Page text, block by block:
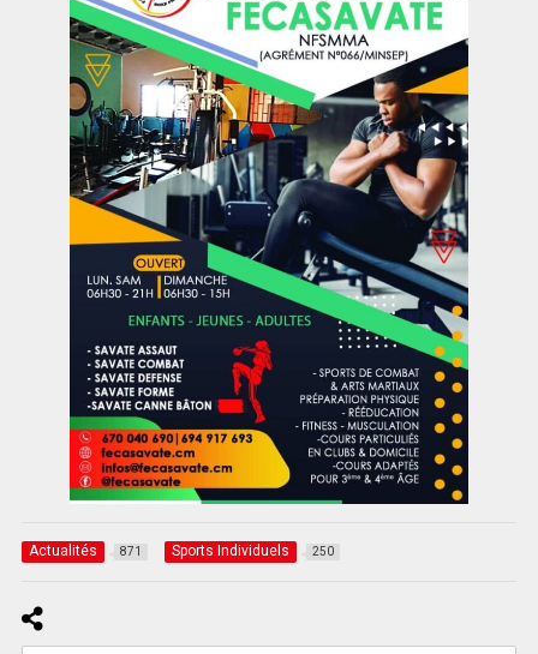
Actualités 871 Sports Individuels 250